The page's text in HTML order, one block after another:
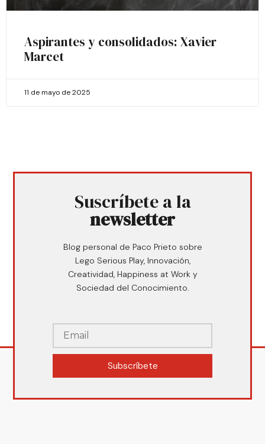
Aspirantes y consolidados: Xavier
Marcet
11 de mayo de 2025
Suscríbete a la
newsletter
Blog personal de Paco Prieto sobre
Lego Serious Play, Innovación,
Creatividad, Happiness at Work y
Sociedad del Conocimiento.
Subscríbete